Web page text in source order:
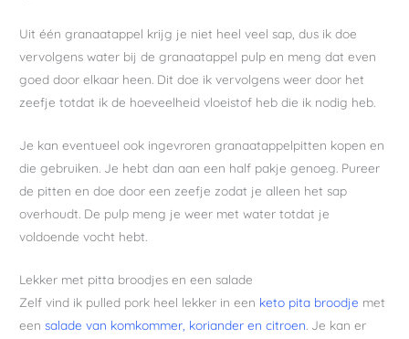
Uit één granaatappel krijg je niet heel veel sap, dus ik doe
vervolgens water bij de granaatappel pulp en meng dat even
goed door elkaar heen. Dit doe ik vervolgens weer door het
zeefje totdat ik de hoeveelheid vloeistof heb die ik nodig heb.
Je kan eventueel ook ingevroren granaatappelpitten kopen en
die gebruiken. Je hebt dan aan een half pakje genoeg. Pureer
de pitten en doe door een zeefje zodat je alleen het sap
overhoudt. De pulp meng je weer met water totdat je
voldoende vocht hebt.
Lekker met pitta broodjes en een salade
Zelf vind ik pulled pork heel lekker in een keto pita broodje met
eensalade van komkommer, koriander en citroen. Je kan er